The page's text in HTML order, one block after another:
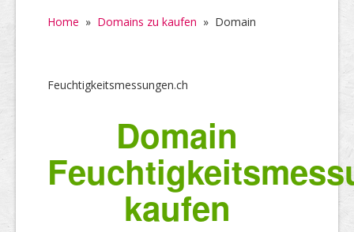
Home » Domains zu kaufen » Domain
Feuchtigkeitsmessungen.ch
Domain
kaufen